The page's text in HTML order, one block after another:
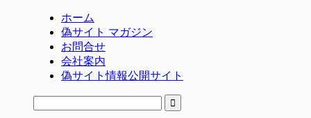
ホーム
偽サイト マガジン
お問合せ
会社案内
偽サイト情報公開サイト